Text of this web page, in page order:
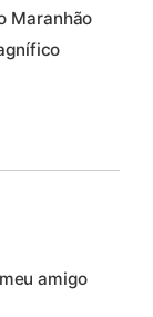
Maranhão
amigo